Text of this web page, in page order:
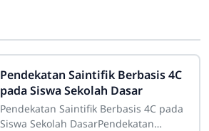
Pendekatan Saintifik Berbasis 4C
pada Siswa Sekolah Dasar
Pendekatan Saintifik Berbasis 4C pada
Siswa Sekolah DasarPendekatan